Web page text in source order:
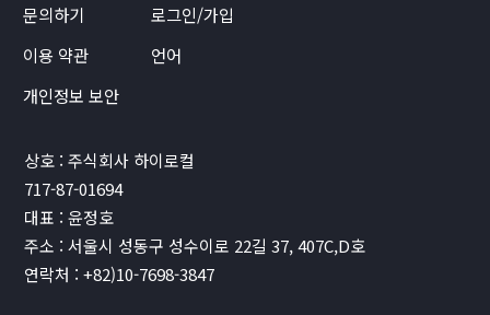
문의하기
이용 약관
개인정보 보안
로그인/가입
언어
상호 : 주식회사 하이로컬
717-87-01694
대표 : 윤정호
주소 : 서울시 성동구 성수이로 22길 37, 407C,D호
연락처 : +82)10-7698-3847